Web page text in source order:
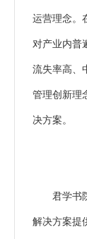
运营理念。
对产业内普
流失率高、
管理创新理
决方案。
君学书
解决方案提